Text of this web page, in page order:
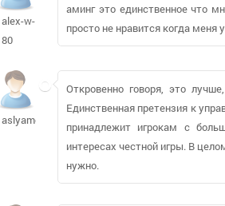
alex-w-
80
аминг это единственное что
просто не нравится когда
aslyamovna
Откровенно говоря, это
Единственная претензия к
принадлежит игрокам с
интересах честной игры. В
нужно.